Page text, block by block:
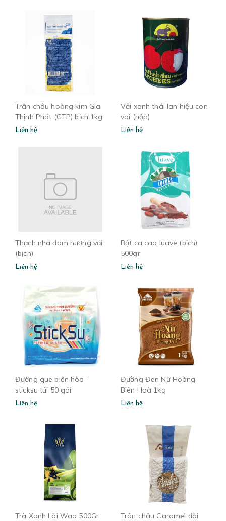
Trân châu hoàng kim Gia
Thịnh Phát (GTP) bịch 1kg
Liên hệ
Vải xanh thái lan hiệu con
voi (hộp)
Liên hệ
Thạch nha đam hương vải
(bịch)
Liên hệ
Bột ca cao luave (bịch)
500gr
Liên hệ
Đường que biên hòa -
sticksu túi 50 gói
Liên hệ
Đường Đen Nữ Hoàng
Biên Hoà 1kg
Liên hệ
Trà Xanh Lài Wao 500Gr
Trân châu Caramel đài